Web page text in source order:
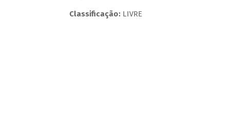
Classificação:LIVRE